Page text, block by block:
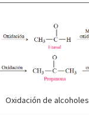
Oxidación de alcoholes